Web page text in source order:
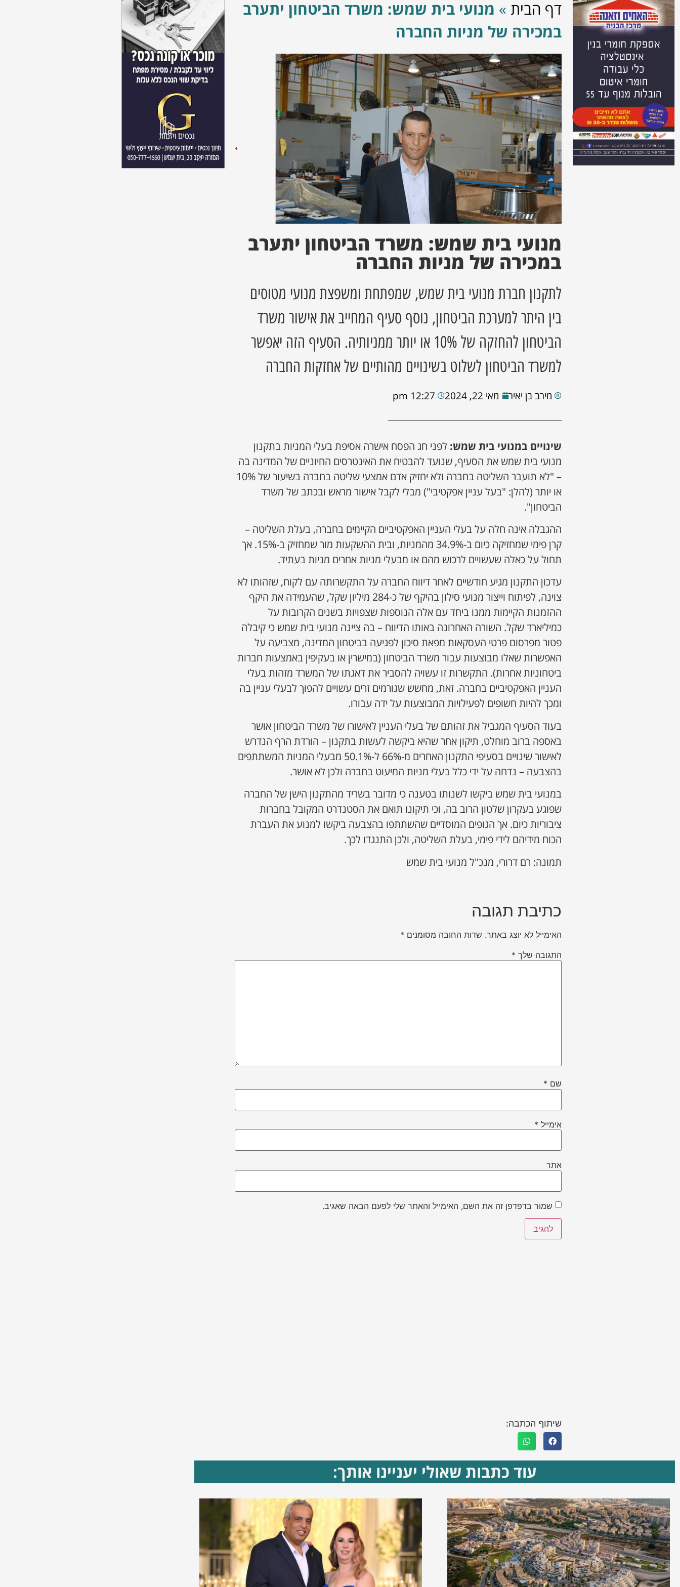
דף הבית » מנועי בית שמש: משרד הביטחון יתערב
במכירה של מניות החברה
מנועי בית שמש: משרד הביטחון יתערב
במכירה של מניות החברה
לתקנון חברת מנועי בית שמש, שמפתחת ומשפצת מנועי מטוסים
בין היתר למערכת הביטחון, נוסף סעיף המחייב את אישור משרד
הביטחון להחזקה של 10% או יותר ממניותיה. הסעיף הזה יאפשר
למשרד הביטחון לשלוט בשינויים מהותיים של אחזקות החברה
מירב בן יאיר מאי 22, 2024 12:27 pm
שינויים במנועי בית שמש: לפני חג הפסח אישרה אסיפת בעלי המניות בתקנון
מנועי בית שמש את הסעיף, שנועד להבטיח את האינטרסים החיוניים של המדינה בה
– "לא תועבר השליטה בחברה ולא יחזיק אדם אמצעי שליטה בחברה בשיעור של 10%
או יותר (להלן: "בעל עניין אפקטיבי") מבלי לקבל אישור מראש ובכתב של משרד
הביטחון".
ההגבלה אינה חלה על בעלי העניין האפקטיביים הקיימים בחברה, בעלת השליטה –
קרן פימי שמחזיקה כיום ב-34.9% מהמניות, ובית ההשקעות מור שמחזיק ב-15%. אך
תחול על כאלה שעשויים לרכוש מהם או מבעלי מניות אחרים מניות בעתיד.
עדכון התקנון מגיע חודשיים לאחר דיווח החברה על התקשרותה עם לקוח, שזהותו לא
צוינה, לפיתוח וייצור מנועי סילון בהיקף של כ-284 מיליון שקל, שהעמידה את היקף
ההזמנות הקיימות ממנו ביחד עם אלה הנוספות שצפויות בשנים הקרובות על
כמיליארד שקל. השורה האחרונה באותו הדיווח – בה ציינה מנועי בית שמש כי קיבלה
פטור מפרסום פרטי העסקאות מפאת סיכון לפגיעה בביטחון המדינה, מצביעה על
האפשרות שאלו מבוצעות עבור משרד הביטחון (במישרין או בעקיפין באמצעות חברות
ביטחוניות אחרות). התקשרות זו עשויה להסביר את דאגתו של המשרד מזהות בעלי
העניין האפקטיביים בחברה. זאת, מחשש שגורמים זרים עשויים להפוך לבעלי עניין בה
ומכך להיות חשופים לפעילויות המבוצעות על ידה עבורו.
בעוד הסעיף המגביל את זהותם של בעלי העניין לאישורו של משרד הביטחון אושר
באספה ברוב מוחלט, תיקון אחר שהיא ביקשה לעשות בתקנון – הורדת הרף הנדרש
לאישור שינויים בסעיפי התקנון האחרים מ-66% ל-50.1% מבעלי המניות המשתתפים
בהצבעה – נדחה על ידי כלל בעלי מניות המיעוט בחברה ולכן לא אושר.
במנועי בית שמש ביקשו לשנותו בטענה כי מדובר בשריד מהתקנון הישן של החברה
שפוגע בעקרון שלטון הרוב בה, וכי תיקונו תואם את הסטנדרט המקובל בחברות
ציבוריות כיום. אך הגופים המוסדיים שהשתתפו בהצבעה ביקשו למנוע את העברת
הכוח מידיהם לידי פימי, בעלת השליטה, ולכן התנגדו לכך.
תמונה: רם דרורי, מנכ"ל מנועי בית שמש
כתיבת תגובה
האימייל לא יוצג באתר. שדות החובה מסומנים *
התגובה שלך *
שם *
אימייל *
אתר
שמור בדפדפן זה את השם, האימייל והאתר שלי לפעם הבאה שאגיב.
שיתוף הכתבה:
עוד כתבות שאולי יעניינו אותך: